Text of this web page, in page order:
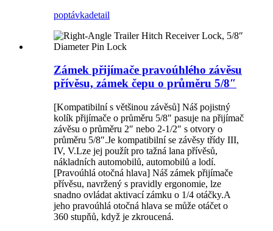
poptávkadetail
Zámek přijímače pravoúhlého závěsu
přívěsu, zámek čepu o průměru 5/8″
[Kompatibilní s většinou závěsů] Náš pojistný
kolík přijímače o průměru 5/8″ pasuje na přijímač
závěsu o průměru 2″ nebo 2-1/2″ s otvory o
průměru 5/8″.Je kompatibilní se závěsy třídy III,
IV, V.Lze jej použít pro tažná lana přívěsů,
nákladních automobilů, automobilů a lodí.
[Pravoúhlá otočná hlava] Náš zámek přijímače
přívěsu, navržený s pravidly ergonomie, lze
snadno ovládat aktivací zámku o 1/4 otáčky.A
jeho pravoúhlá otočná hlava se může otáčet o
360 stupňů, když je zkroucená.